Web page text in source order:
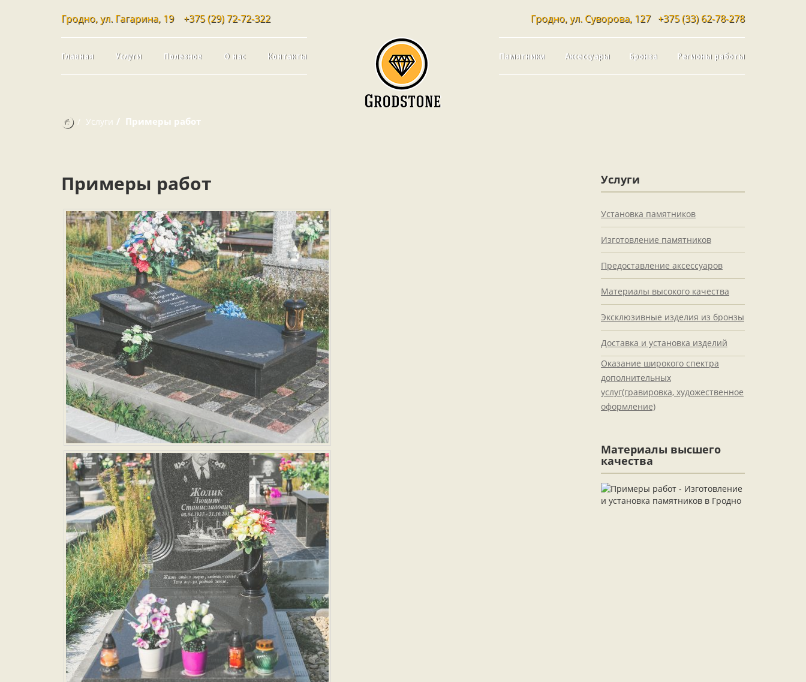
Гродно, ул. Гагарина, 19 +375 (29) 72-72-322 Гродно, ул. Суворова, 127 +375 (33) 62-78-278
Главная Услуги Полезное О нас Контакты Памятники Аксессуары Бронза Регионы работы
Услуги Примеры работ
Примеры работ Услуги
Установка памятников
Изготовление памятников
Предоставление аксессуаров
Материалы высокого качества
Эксклюзивные изделия из бронзы
Доставка и установка изделий
Оказание широкого спектра
дополнительных
услуг(гравировка, художественное
оформление)
Материалы высшего
качества